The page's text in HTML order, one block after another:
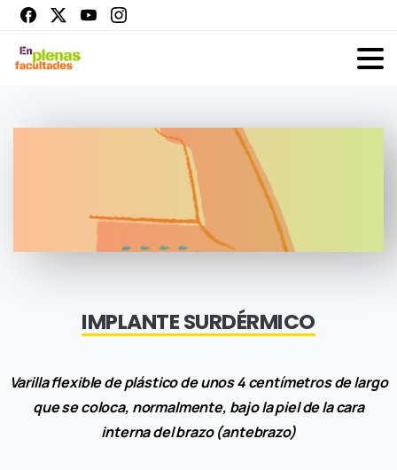
IMPLANTE SURDÉRMICO
Varilla flexible de plástico de unos 4 centímetros de largo
que se coloca, normalmente, bajo la piel de la cara
interna del brazo (antebrazo)